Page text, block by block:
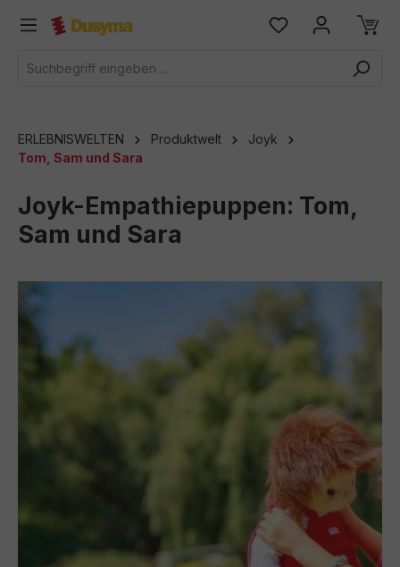
springen
ERLEBNISWELTEN Produktwelt
Joyk
Tom, Sam und Sara
Joyk-Empathiepuppen: Tom,
Sam und Sara